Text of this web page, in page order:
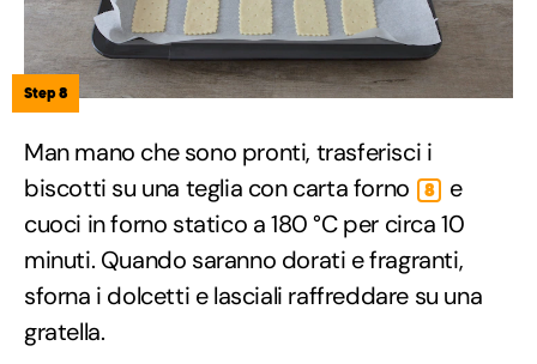
Step 8
Man mano che sono pronti, trasferisci i
biscotti su una teglia con carta forno
8
e
cuoci in forno statico a 180 °C per circa 10
minuti. Quando saranno dorati e fragranti,
sforna i dolcetti e lasciali raffreddare su una
gratella.